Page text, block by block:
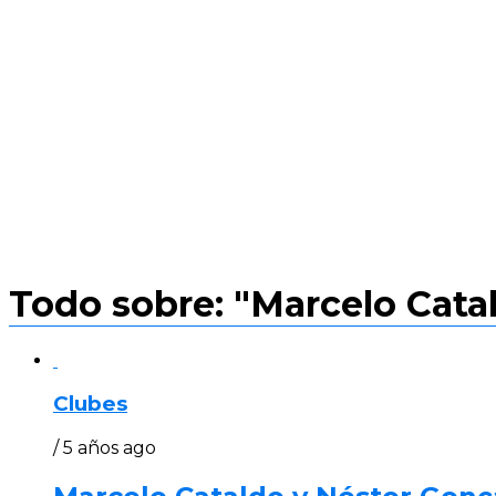
Todo sobre: "Marcelo
Clubes
/ 5 años ago